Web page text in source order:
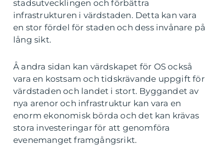
stadsutvecklingen och förbättra
infrastrukturen i värdstaden. Detta kan vara
en stor fördel för staden och dess invånare på
lång sikt.
Å andra sidan kan värdskapet för OS också
vara en kostsam och tidskrävande uppgift för
värdstaden och landet i stort. Byggandet av
nya arenor och infrastruktur kan vara en
enorm ekonomisk börda och det kan krävas
stora investeringar för att genomföra
evenemanget framgångsrikt.